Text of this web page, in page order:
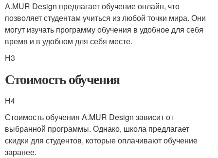
A.MUR Design предлагает обучение онлайн, что
позволяет студентам учиться из любой точки мира. Они
могут изучать программу обучения в удобное для себя
время и в удобном для себя месте.
H3
Стоимость обучения
H4
Стоимость обучения A.MUR Design зависит от
выбранной программы. Однако, школа предлагает
скидки для студентов, которые оплачивают обучение
заранее.